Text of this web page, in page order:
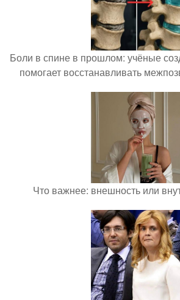
Боли в спине в прошлом: учёные
помогает восстанавливать
Что важнее: внешность или